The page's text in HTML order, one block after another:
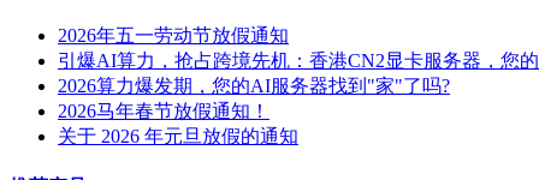
2026年五一劳动节放假通知
引爆AI算力，抢占跨境先机：香港CN2显卡服务器，您
2026算力爆发期，您的AI服务器找到"家"了吗?
2026马年春节放假通知！
关于 2026 年元旦放假的通知